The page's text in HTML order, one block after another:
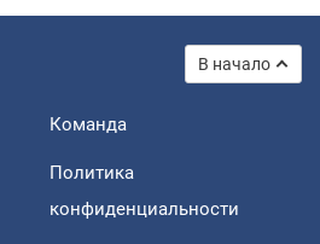
В начало
Команда
Политика
конфиденциальности